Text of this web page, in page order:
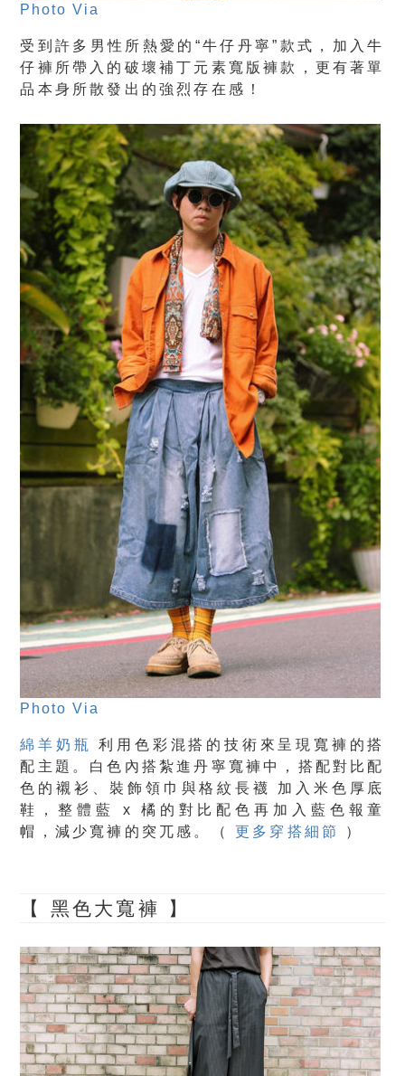
Photo Via
受到許多男性所熱愛的“牛仔丹寧”款式，加入牛
仔褲所帶入的破壞補丁元素寬版褲款，更有著單
品本身所散發出的強烈存在感！
Photo Via
綿羊奶瓶
利用色彩混搭的技術來呈現寬褲的搭
配主題。白色內搭紮進丹寧寬褲中，搭配對比配
色的襯衫、裝飾領巾與格紋長襪 加入米色厚底
鞋，整體藍 x 橘的對比配色再加入藍色報童
帽，減少寬褲的突兀感。（更多穿搭細節 ）
【 黑色大寬褲 】